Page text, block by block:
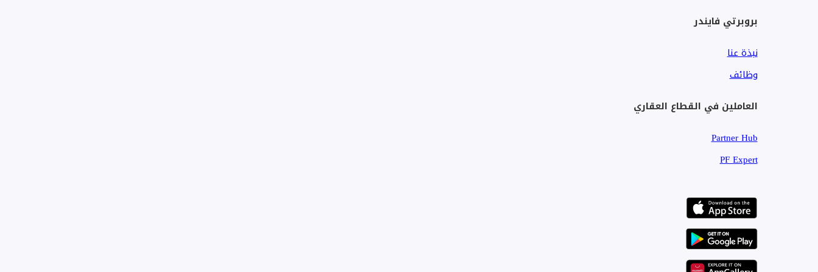
بروبرتي فايندر
نبذة عنا
وظائف
العاملين في القطاع العقاري
Partner Hub
PF Expert